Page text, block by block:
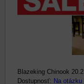
Blazeking Chinook 20.2
Dostupnosť: Na otázku